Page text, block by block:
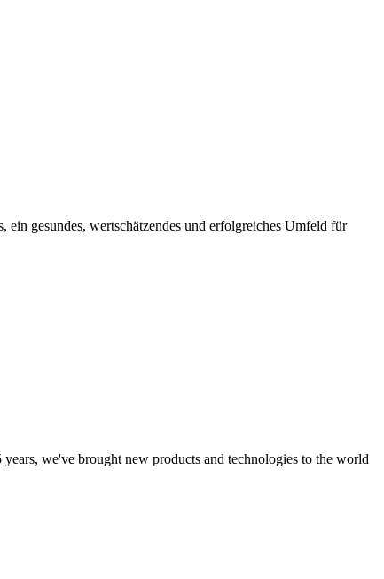
gesundes, wertschätzendes und erfolgreiches Umfeld für
we've brought new products and technologies to the world